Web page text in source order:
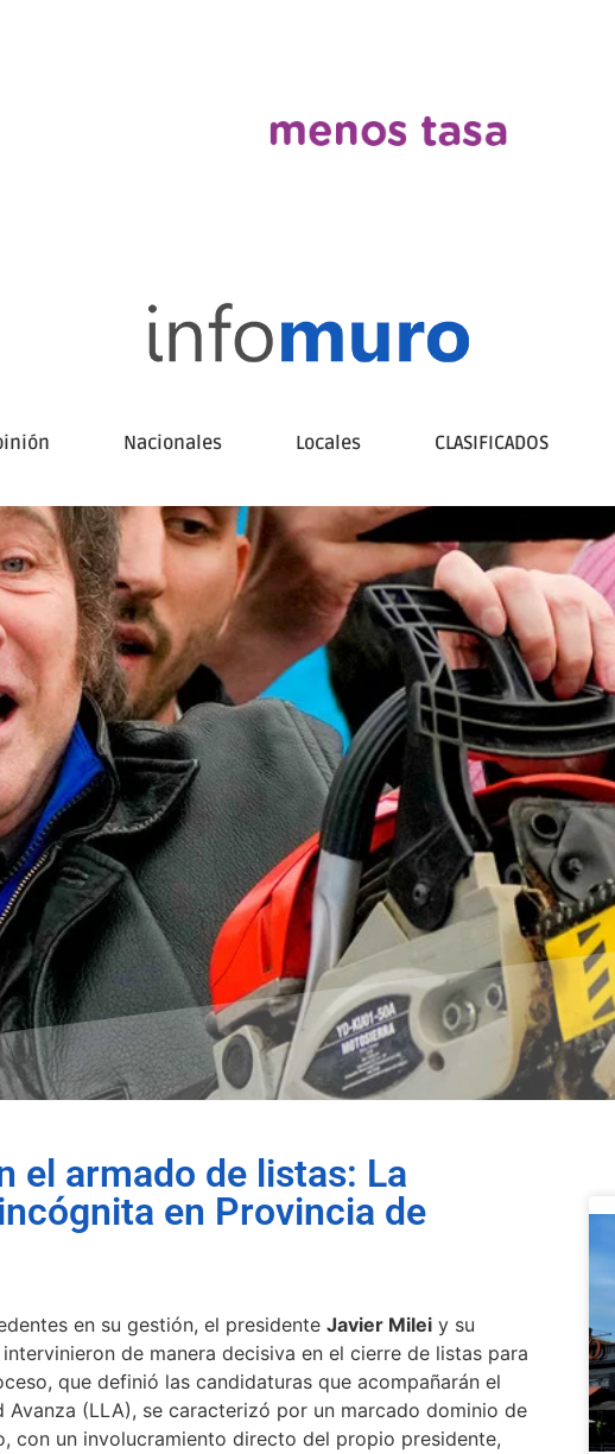
Nacionales Locales CLASIFICADOS
el armado de listas: La
en Provincia de
en su gestión, el presidente Javier Milei y su
intervinieron de manera decisiva en el cierre de listas para
que definió las candidaturas que acompañarán el
(LLA), se caracterizó por un marcado dominio de
con un involucramiento directo del propio presidente,